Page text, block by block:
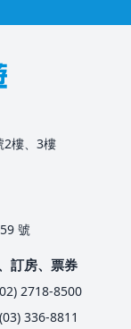
2樓、3樓
號
訂房、票券
2718-8500
336-8811